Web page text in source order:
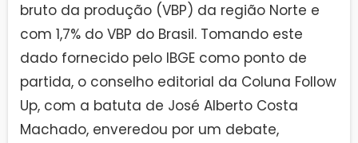
bruto da produção (VBP) da região Norte e
com 1,7% do VBP do Brasil. Tomando este
dado fornecido pelo IBGE como ponto de
partida, o conselho editorial da Coluna Follow
Up, com a batuta de José Alberto Costa
Machado, enveredou por um debate,